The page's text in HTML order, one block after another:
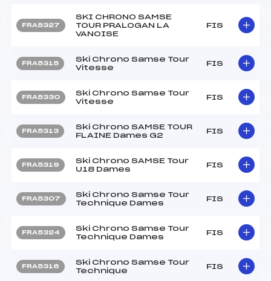
FRA5327
SKI CHRONO SAMSE
TOUR PRALOGAN LA
VANOISE
FIS
FRA5315
Ski Chrono Samse Tour
Vitesse
FIS
FRA5330
Ski Chrono Samse Tour
Vitesse
FIS
FRA5313
Ski Chrono SAMSE TOUR
FLAINE Dames G2
FIS
FRA5319
Ski Chrono SAMSE Tour
U18 Dames
FIS
FRA5307
Ski Chrono Samse Tour
Technique Dames
FIS
FRA5324
Ski Chrono Samse Tour
Technique Dames
FIS
FRA5316
Ski Chrono Samse Tour
Technique
FIS